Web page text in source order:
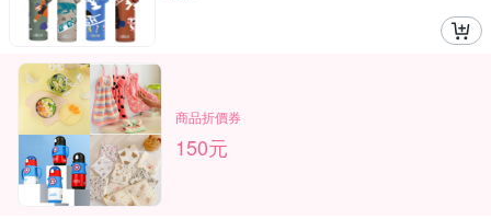
商品折價券
150元